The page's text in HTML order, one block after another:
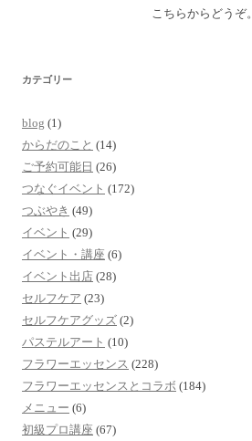
こちらからどうぞ。
カテゴリー
blog (1)
からだのこと (14)
ご予約可能日 (26)
つなぐイベント (172)
つぶやき (49)
イベント (29)
イベント・講座 (6)
イベント出店 (28)
セルフケア (23)
セルフケアグッズ (2)
パステルアート (10)
フラワーエッセンス (228)
フラワーエッセンスとコラボ (184)
メニュー (6)
初級プロ講座 (67)